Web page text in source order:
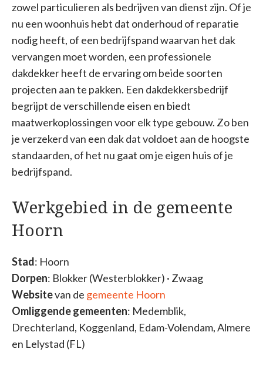
zowel particulieren als bedrijven van dienst zijn. Of je
nu een woonhuis hebt dat onderhoud of reparatie
nodig heeft, of een bedrijfspand waarvan het dak
vervangen moet worden, een professionele
dakdekker heeft de ervaring om beide soorten
projecten aan te pakken. Een dakdekkersbedrijf
begrijpt de verschillende eisen en biedt
maatwerkoplossingen voor elk type gebouw. Zo ben
je verzekerd van een dak dat voldoet aan de hoogste
standaarden, of het nu gaat om je eigen huis of je
bedrijfspand.
Werkgebied in de gemeente
Hoorn
Stad: Hoorn
Dorpen: Blokker (Westerblokker) · Zwaag
Websitevan de gemeente Hoorn
Omliggende gemeenten: Medemblik,
Drechterland, Koggenland, Edam-Volendam, Almere
en Lelystad (FL)